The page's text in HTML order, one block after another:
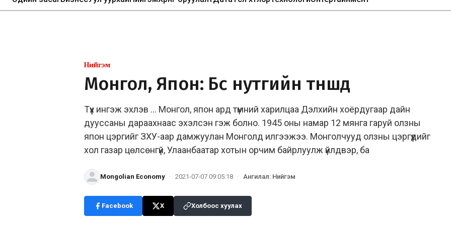
Нийгэм
Монгол, Япон: Бүс нутгийн түншүүд
Түүх ингэж эхлэв … Монгол, япон ард түмний харилцаа Дэлхийн хоёрдугаар дайн
дууссаны дараахнаас эхэлсэн гэж болно. 1945 оны намар 12 мянга гаруй олзны
япон цэргийг ЗХУ-аар дамжуулан Монголд илгээжээ. Монголчууд олзны цэргүүдийг
хол газар цөлсөнгүй, Улаанбаатар хотын орчим байрлуулж үйлдвэр, ба
Mongolian Economy · 2021-07-07 09:05:18 · Ангилал: Нийгэм
Facebook X Холбоос хуулах